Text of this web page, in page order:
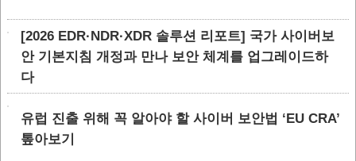
[2026 EDR·NDR·XDR 솔루션 리포트] 국가 사이버보
안 기본지침 개정과 만나 보안 체계를 업그레이드하
다
유럽 진출 위해 꼭 알아야 할 사이버 보안법 ‘EU CRA’
톺아보기